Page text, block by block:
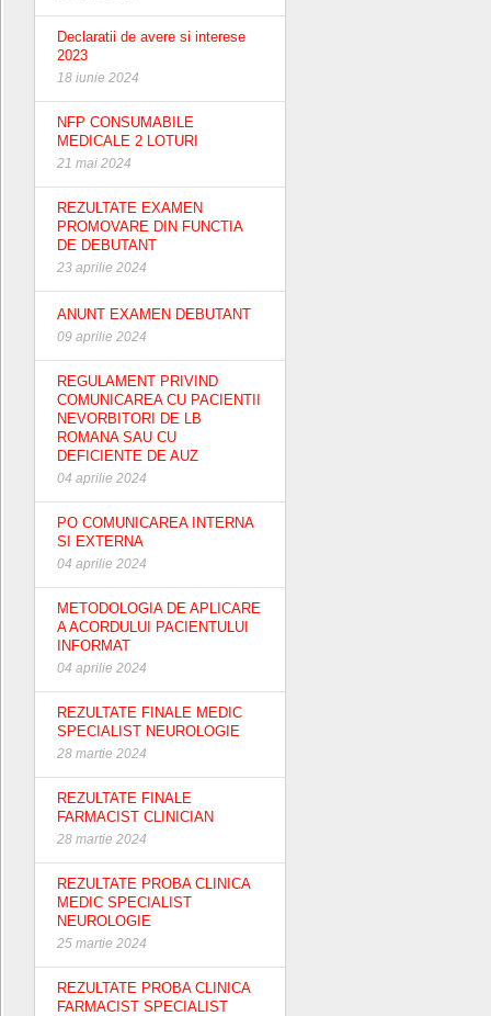
Declaratii de avere si interese
2023
18 iunie 2024
NFP CONSUMABILE
MEDICALE 2 LOTURI
21 mai 2024
REZULTATE EXAMEN
PROMOVARE DIN FUNCTIA
DE DEBUTANT
23 aprilie 2024
ANUNT EXAMEN DEBUTANT
09 aprilie 2024
REGULAMENT PRIVIND
COMUNICAREA CU PACIENTII
NEVORBITORI DE LB
ROMANA SAU CU
DEFICIENTE DE AUZ
04 aprilie 2024
PO COMUNICAREA INTERNA
SI EXTERNA
04 aprilie 2024
METODOLOGIA DE APLICARE
A ACORDULUI PACIENTULUI
INFORMAT
04 aprilie 2024
REZULTATE FINALE MEDIC
SPECIALIST NEUROLOGIE
28 martie 2024
REZULTATE FINALE
FARMACIST CLINICIAN
28 martie 2024
REZULTATE PROBA CLINICA
MEDIC SPECIALIST
NEUROLOGIE
25 martie 2024
REZULTATE PROBA CLINICA
FARMACIST SPECIALIST